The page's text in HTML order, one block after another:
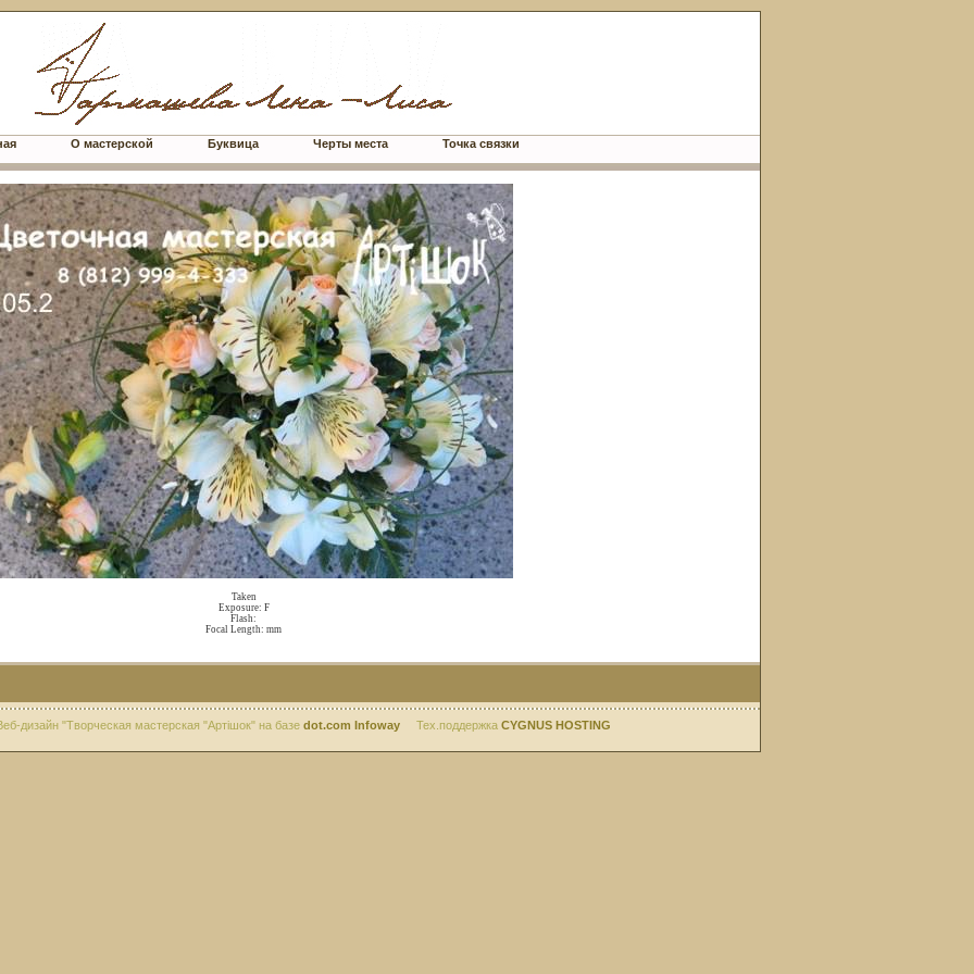
О мастерской Буквица Черты места Точка связки
Taken
Exposure: F
Flash:
Focal Length: mm
"Творческая мастерская "Артiшок" на базе dot.com InfowayТех.поддержка CYGNUS HOSTING